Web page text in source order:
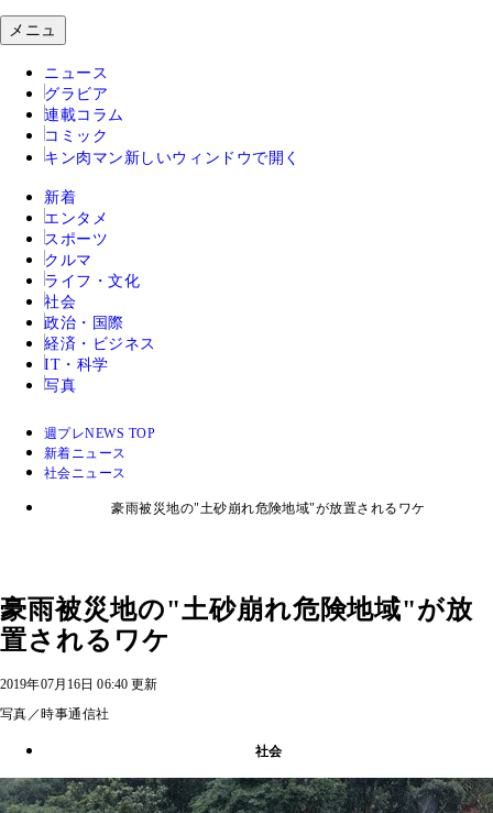
メニュ
ニュース
グラビア
連載コラム
コミック
キン肉マン 新しいウィンドウで開く
新着
エンタメ
スポーツ
クルマ
ライフ・文化
社会
政治・国際
経済・ビジネス
IT・科学
写真
週プレNEWS TOP
新着ニュース
社会ニュース
豪雨被災地の"土砂崩れ危険地域"が放置されるワケ
豪雨被災地の"土砂崩れ危険地域"が放
置されるワケ
2019年07月16日 06:40 更新
写真／時事通信社
社会